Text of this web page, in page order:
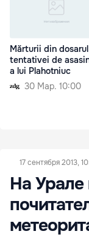
Mărturii din dosarul
tentativei de
a lui Plahotniuc
30 Мар. 10:00
17 сентября 2013,
На Урале